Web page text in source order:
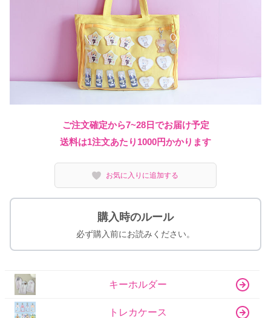
ご注文確定から7~28日でお届け予定
送料は1注文あたり 1000円かかります
お気に入りに追加する
購入時のルール
必ず購入前にお読みください。
キーホルダー
トレカケース